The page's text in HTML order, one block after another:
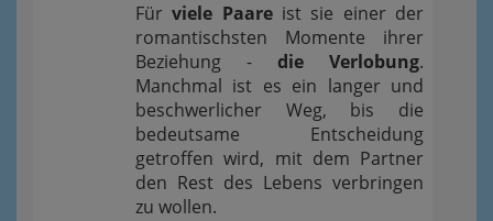
Fürviele Paareist sie einer der
romantischsten Momente ihrer
Beziehung - die Verlobung.
Manchmal ist es ein langer und
beschwerlicher Weg, bis die
bedeutsame Entscheidung
getroffen wird, mit dem Partner
den Rest des Lebens verbringen
zu wollen.